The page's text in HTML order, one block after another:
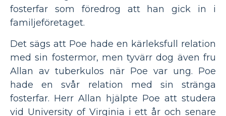
fosterfar som föredrog att han gick in i
familjeföretaget.
Det sägs att Poe hade en kärleksfull relation
med sin fostermor, men tyvärr dog även fru
Allan av tuberkulos när Poe var ung. Poe
hade en svår relation med sin stränga
fosterfar. Herr Allan hjälpte Poe att studera
vid University of Virginia i ett år och senare